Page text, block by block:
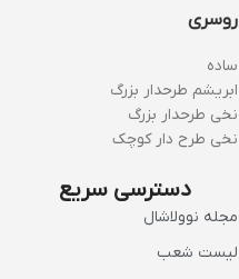
روسری
ساده
ابریشم طرحدار بزرگ
نخی طرحدار بزرگ
نخی طرح دار کوچک
دسترسی سریع
مجله نوولاشال
لیست شعب